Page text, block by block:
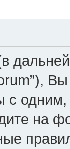
с
на